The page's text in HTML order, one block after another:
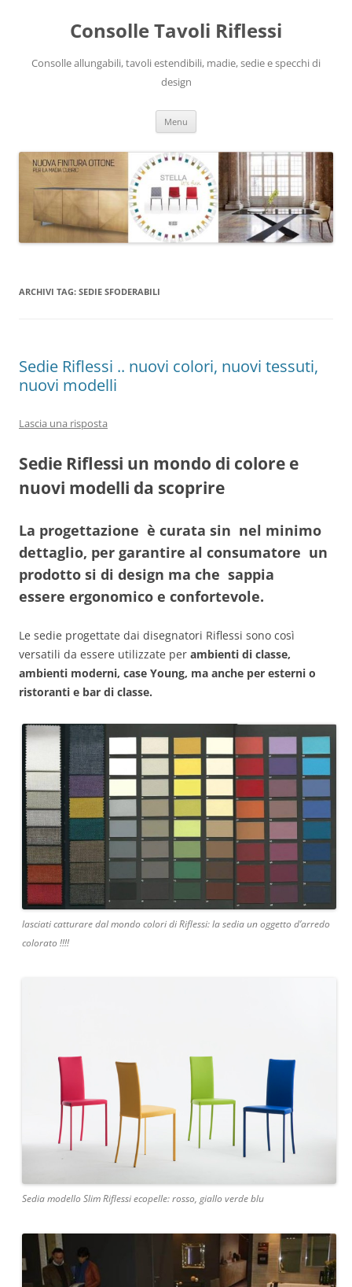
contenutoConsolle Tavoli Riflessi
Consolle allungabili, tavoli estendibili, madie, sedie e specchi di
design
Menu
ARCHIVI TAG: SEDIE SFODERABILI
Sedie Riflessi .. nuovi colori, nuovi tessuti,
nuovi modelli
Lascia una risposta
Sedie Riflessi un mondo di colore e
nuovi modelli da scoprire
La progettazione è curata sin nel minimo
dettaglio, per garantire al consumatore un
prodotto si di design ma che sappia
essere ergonomico e confortevole.
Le sedie progettate dai disegnatori Riflessi sono così
versatili da essere utilizzate per ambienti di classe,
ambienti moderni, case Young, ma anche per esterni o
ristoranti e bar di classe.
lasciati catturare dal mondo colori di Riflessi: la sedia un oggetto d’arredo
colorato !!!!
Sedia modello Slim Riflessi ecopelle: rosso, giallo verde blu